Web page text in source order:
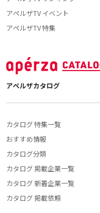
アペルザTV イベント
アペルザTV 特集
アペルザカタログ
カタログ 特集一覧
おすすめ情報
カタログ分類
カタログ 掲載企業一覧
カタログ 新着企業一覧
カタログ 掲載依頼